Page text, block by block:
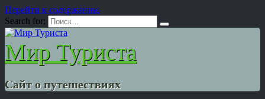
Перейти к содержанию
Search for:
Мир Туриста
Сайт о путешествиях